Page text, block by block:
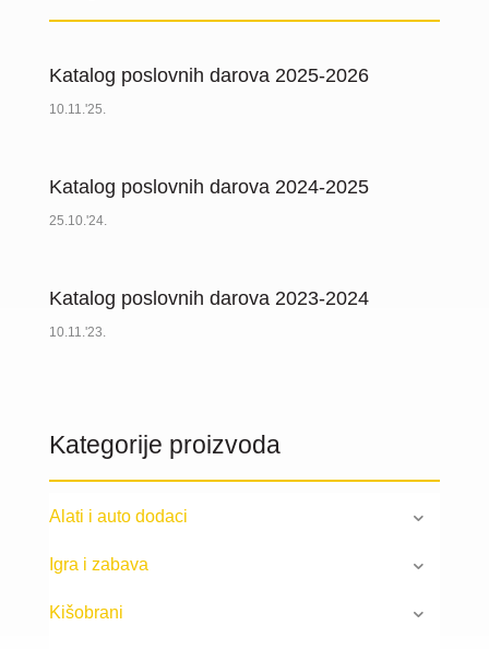
Katalog poslovnih darova 2025-2026
10.11.'25.
Katalog poslovnih darova 2024-2025
25.10.'24.
Katalog poslovnih darova 2023-2024
10.11.'23.
Kategorije proizvoda
Alati i auto dodaci
Igra i zabava
Kišobrani